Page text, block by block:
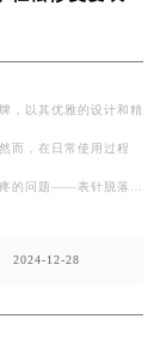
，以其优雅的设计和精
而，在日常使用过程
的问题——表针脱落。
2024-12-28